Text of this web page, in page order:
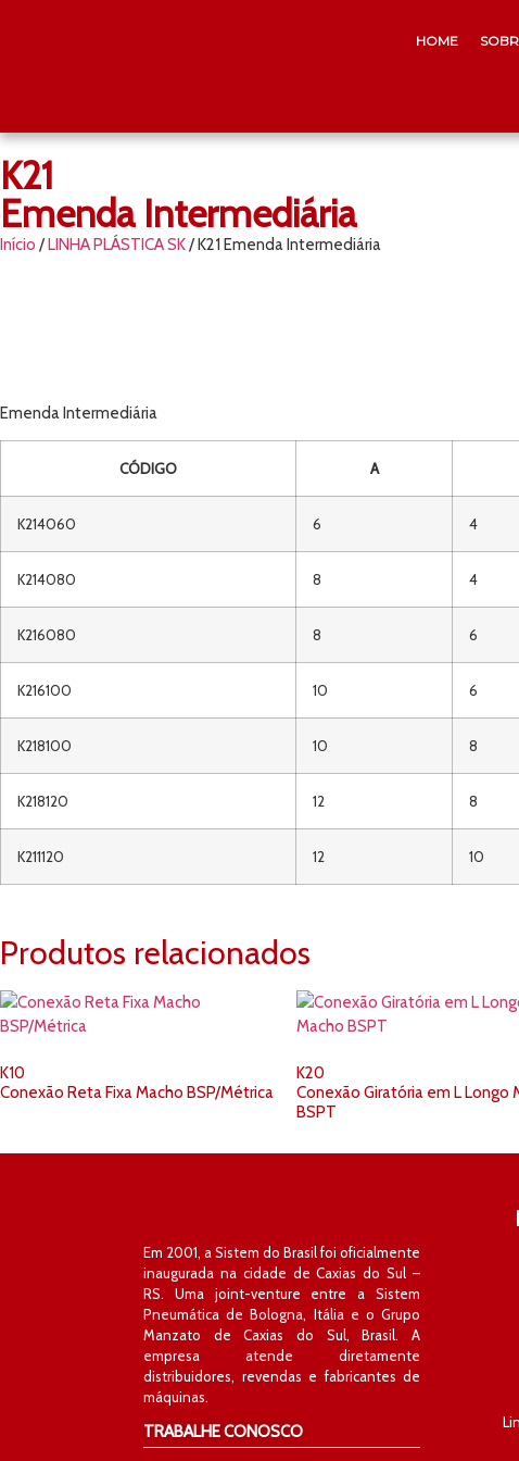
HOME
K21
Emenda Intermediária
Início /LINHA PLÁSTICA SK/ K21 Emenda Intermediária
Emenda Intermediária
CÓDIGO A
K214060 6 4
K214080 8 4
K216080 8 6
K216100 10 6
K218100 10 8
K218120 12 8
K211120 12 10
Produtos relacionados
K10
Conexão Reta Fixa Macho BSP/Métrica
K20
Conexão Giratória em L Longo
BSPT
Em 2001, a Sistem do Brasil foi oficialmente
inaugurada na cidade de Caxias do Sul –
RS. Uma joint-venture entre a Sistem
Pneumática de Bologna, Itália e o Grupo
Manzato de Caxias do Sul, Brasil. A
empresa atende diretamente
distribuidores, revendas e fabricantes de
máquinas.
TRABALHE CONOSCO